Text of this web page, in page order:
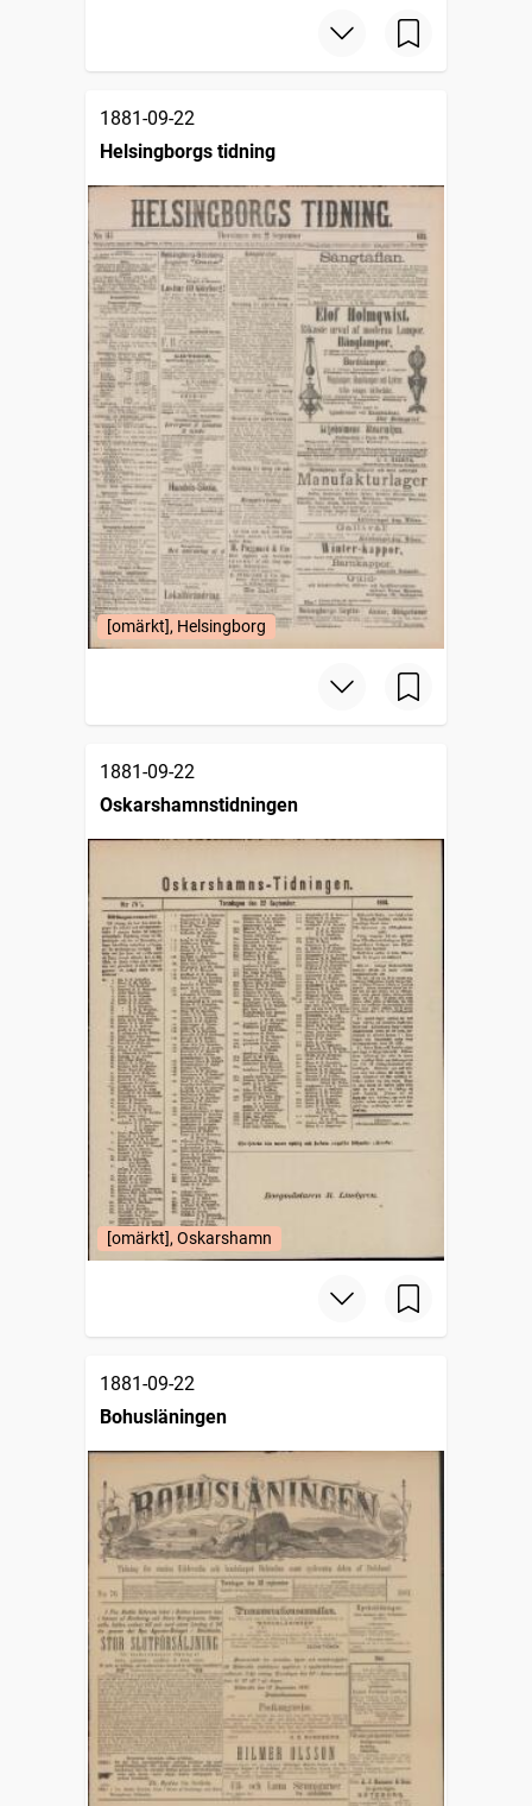
1881-09-22
Helsingborgs tidning
[omärkt], Helsingborg
1881-09-22
Oskarshamnstidningen
[omärkt], Oskarshamn
1881-09-22
Bohusläningen